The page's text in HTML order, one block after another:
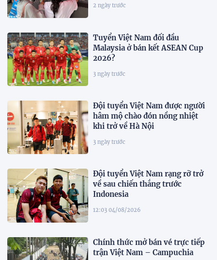
2 ngày trước
Tuyển Việt Nam đối đầu
Malaysia ở bán kết ASEAN Cup
2026?
3 ngày trước
Đội tuyển Việt Nam được người
hâm mộ chào đón nồng nhiệt
khi trở về Hà Nội
3 ngày trước
Đội tuyển Việt Nam rạng rỡ trở
về sau chiến thắng trước
Indonesia
12:03 04/08/2026
Chính thức mở bán vé trực tiếp
trận Việt Nam – Campuchia